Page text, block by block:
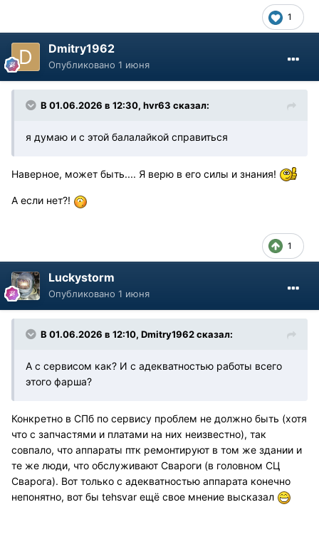
1
Dmitry1962
Опубликовано 1 июня
В 01.06.2026 в 12:30, hvr63 сказал:
я думаю и с этой балалайкой справиться
Наверное, может быть.... Я верю в его силы и знания!
А если нет?!
1
Luckystorm
Опубликовано 1 июня
В 01.06.2026 в 12:10, Dmitry1962сказал:
А с сервисом как? И с адекватностью работы всего
этого фарша?
Конкретно в СПб по сервису проблем не должно быть (хотя
что с запчастями и платами на них неизвестно), так
совпало, что аппараты птк ремонтируют в том же здании и
те же люди, что обслуживают Свароги (в головном СЦ
Сварога). Вот только с адекватностью аппарата конечно
непонятно, вот бы tehsvar ещё свое мнение высказал